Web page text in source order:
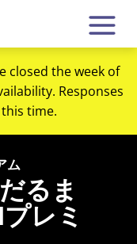
closed the week of
Responses
time.
ム
るま
レミ